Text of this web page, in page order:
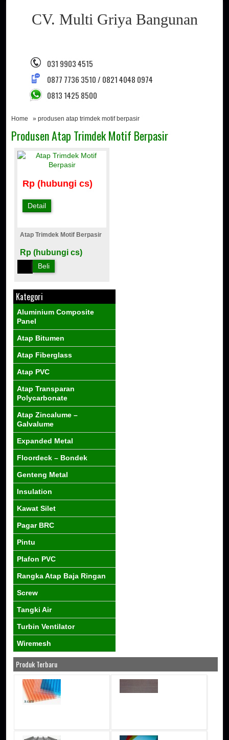
CV. Multi Griya Bangunan
031 9903 4515
0877 7736 3510 / 0821 4048 0974
0813 1425 8500
Home » produsen atap trimdek motif berpasir
Produsen Atap Trimdek Motif Berpasir
Rp (hubungi cs)
Detail
Atap Trimdek Motif Berpasir
Rp (hubungi cs)
Beli
Kategori
Aluminium Composite
Panel
Atap Bitumen
Atap Fiberglass
Atap PVC
Atap Transparan
Polycarbonate
Atap Zincalume –
Galvalume
Expanded Metal
Floordeck – Bondek
Genteng Metal
Insulation
Kawat Silet
Pagar BRC
Pintu
Plafon PVC
Rangka Atap Baja Ringan
Screw
Tangki Air
Turbin Ventilator
Wiremesh
Produk Terbaru